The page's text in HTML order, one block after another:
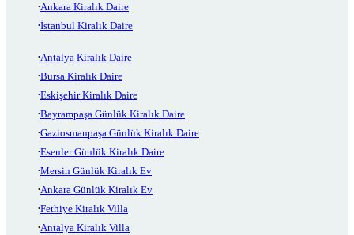
Ankara Kiralık Daire
İstanbul Kiralık Daire
Antalya Kiralık Daire
Bursa Kiralık Daire
Eskişehir Kiralık Daire
Bayrampaşa Günlük Kiralık Daire
Gaziosmanpaşa Günlük Kiralık Daire
Esenler Günlük Kiralık Daire
Mersin Günlük Kiralık Ev
Ankara Günlük Kiralık Ev
Fethiye Kiralık Villa
Antalya Kiralık Villa